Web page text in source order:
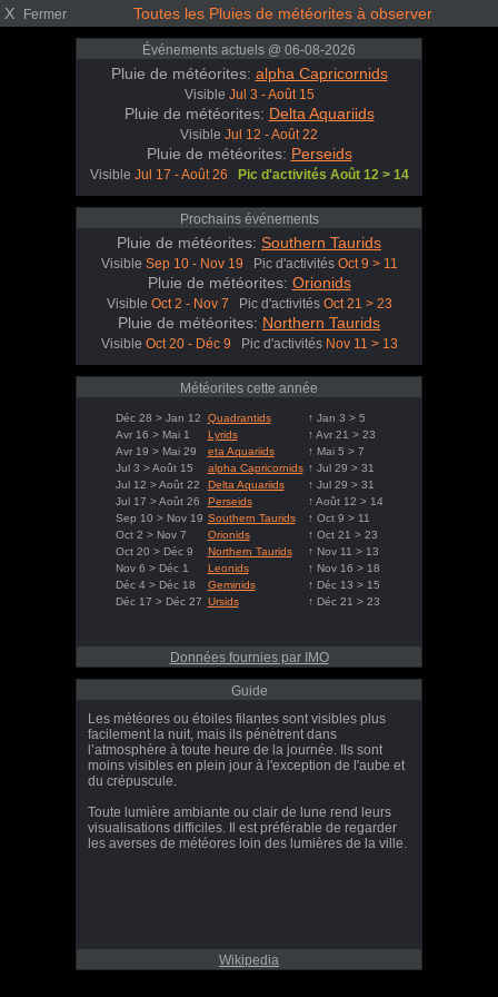
X Fermer Toutes les Pluies de météorites à observer
Événements actuels @ 06-08-2026
Pluie de météorites: alpha Capricornids
Visible Jul 3 - Août 15
Pluie de météorites: Delta Aquariids
Visible Jul 12 - Août 22
Pluie de météorites: Perseids
Visible Jul 17 - Août 26 Pic d'activités Août 12 > 14
Prochains événements
Pluie de météorites: Southern Taurids
Visible Sep 10 - Nov 19 Pic d'activités Oct 9 > 11
Pluie de météorites: Orionids
Visible Oct 2 - Nov 7 Pic d'activités Oct 21 > 23
Pluie de météorites: Northern Taurids
Visible Oct 20 - Déc 9 Pic d'activités Nov 11 > 13
Météorites cette année
Déc 28 > Jan 12 Quadrantids
↑ Jan 3 > 5
Avr 16 > Mai 1
Lyrids
↑ Avr 21 > 23
Avr 19 > Mai 29
eta Aquariids
↑ Mai 5 > 7
Jul 3 > Août 15
alpha Capricornids ↑ Jul 29 > 31
Jul 12 > Août 22
Delta Aquariids
↑ Jul 29 > 31
Jul 17 > Août 26
Perseids
↑ Août 12 > 14
Sep 10 > Nov 19 Southern Taurids
↑ Oct 9 > 11
Oct 2 > Nov 7
Orionids
↑ Oct 21 > 23
Oct 20 > Déc 9
Northern Taurids
↑ Nov 11 > 13
Nov 6 > Déc 1
Leonids
↑ Nov 16 > 18
Déc 4 > Déc 18
Geminids
↑ Déc 13 > 15
Déc 17 > Déc 27 Ursids ↑ Déc 21 > 23
Données fournies par IMO
Guide
Les météores ou étoiles filantes sont visibles plus
facilement la nuit, mais ils pénètrent dans
l’atmosphère à toute heure de la journée. Ils sont
moins visibles en plein jour à l'exception de l'aube et
du crépuscule.
Toute lumière ambiante ou clair de lune rend leurs
visualisations difficiles. Il est préférable de regarder
les averses de météores loin des lumières de la ville.
Wikipedia